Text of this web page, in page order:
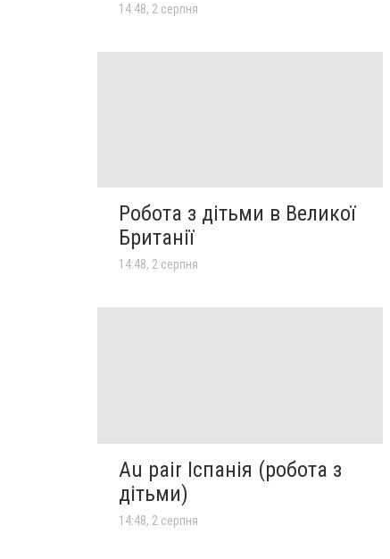
14:48, 2 серпня
Робота з дітьми в Великої
Британії
14:48, 2 серпня
Au pair Іспанія (робота з
дітьми)
14:48, 2 серпня